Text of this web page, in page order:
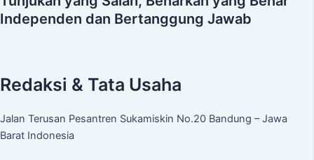
Independen dan Bertanggung Jawab
Redaksi & Tata Usaha
Jalan Terusan Pesantren Sukamiskin No.20 Bandung – Jawa
Barat Indonesia